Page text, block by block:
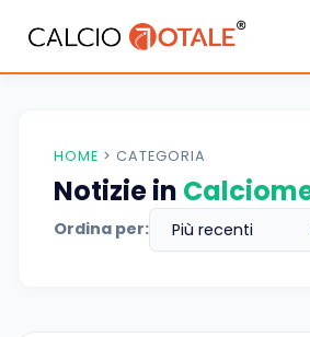
HOME > CATEGORIA
Notizie in
Ordina per: